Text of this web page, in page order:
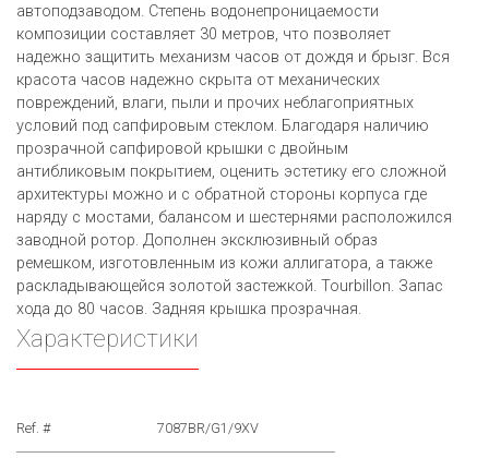
автоподзаводом. Степень водонепроницаемости
композиции составляет 30 метров, что позволяет
надежно защитить механизм часов от дождя и брызг. Вся
красота часов надежно скрыта от механических
повреждений, влаги, пыли и прочих неблагоприятных
условий под сапфировым стеклом. Благодаря наличию
прозрачной сапфировой крышки с двойным
антибликовым покрытием, оценить эстетику его сложной
архитектуры можно и с обратной стороны корпуса где
наряду с мостами, балансом и шестернями расположился
заводной ротор. Дополнен эксклюзивный образ
ремешком, изготовленным из кожи аллигатора, а также
раскладывающейся золотой застежкой. Tourbillon. Запас
хода до 80 часов. Задняя крышка прозрачная.
Характеристики
Ref. # 7087BR/G1/9XV